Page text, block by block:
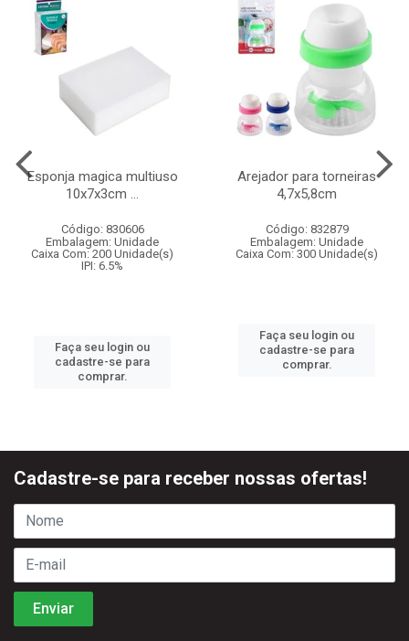
Esponja magica multiuso
10x7x3cm ...
Código: 830606
Embalagem: Unidade
Caixa Com: 200 Unidade(s)
IPI: 6.5%
Faça seu login ou
cadastre-se para
comprar.
Arejador para torneiras
4,7x5,8cm
Código: 832879
Embalagem: Unidade
Caixa Com: 300 Unidade(s)
Faça seu login ou
cadastre-se para
comprar.
Cadastre-se para receber nossas ofertas!